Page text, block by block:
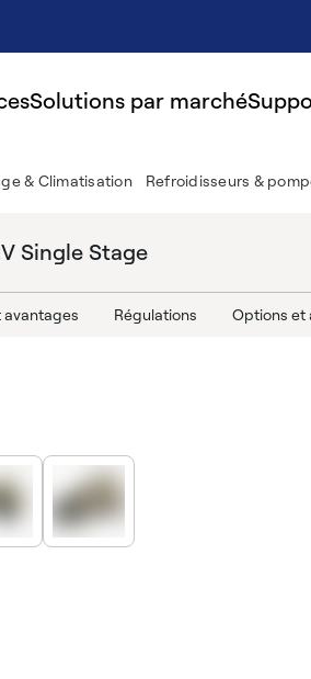
Solutions par marché
& Climatisation Refroidisseurs &
Single Stage
Régulations Options et